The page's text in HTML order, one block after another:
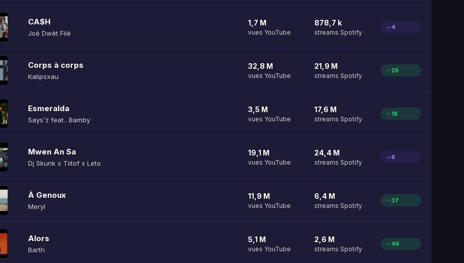
CA$H
Joé Dwèt Filé
1,7 M
vues YouTube
878,7 k
streams Spotify
4
Corps à corps
Kalipsxau
32,8 M
vues YouTube
21,9 M
streams Spotify
29
Esmeralda
Says'z feat.. Bamby
3,5 M
vues YouTube
17,6 M
streams Spotify
18
Mwen An Sa
Dj Skunk x Tiitof x Leto
19,1 M
vues YouTube
24,4 M
streams Spotify
6
À Genoux
Meryl
11,9 M
vues YouTube
6,4 M
streams Spotify
37
Alors
Barth
5,1 M
vues YouTube
2,6 M
streams Spotify
49